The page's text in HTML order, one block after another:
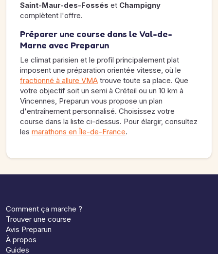
Saint-Maur-des-Fossés et Champigny
complètent l'offre.
Préparer une course dans le Val-de-
Marne avec Preparun
Le climat parisien et le profil principalement plat
imposent une préparation orientée vitesse, où le
fractionné à allure VMA trouve toute sa place. Que
votre objectif soit un semi à Créteil ou un 10 km à
Vincennes, Preparun vous propose un plan
d'entraînement personnalisé. Choisissez votre
course dans la liste ci-dessus. Pour élargir, consultez
les marathons en Île-de-France.
Comment ça marche ?
Trouver une course
Avis Preparun
À propos
Guides